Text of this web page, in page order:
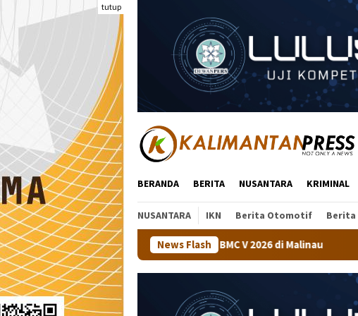
tutup
BERANDA BERITA NUSANTARA KRIMINAL
NUSANTARA IKN Berita Otomotif Berita
News Flash
Tenis Meja BMC V 2026 di Malinau Kapolsek Tanjung Palas